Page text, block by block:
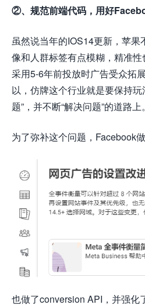
②、规范前端代码，用好
虽然说当年的IOS14更新，苹
像和人群标签有点模糊，精准
采用5-6年前投放时广告受众拓
以，仿牌这个行业就是要保持
题”，并不断“解决问题”的道路上。
为了弥补这个问题，Facebook
也做了conversion API，并强化